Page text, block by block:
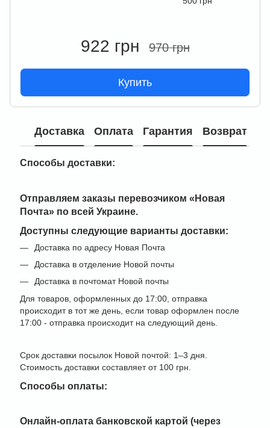
922 грн 970 грн
Купить
Доставка Оплата Гарантия Возврат
Способы доставки:
Отправляем заказы перевозчиком «Новая
Почта» по всей Украине.
Доступны следующие варианты доставки:
Доставка по адресу Новая Почта
Доставка в отделение Новой почты
Доставка в почтомат Новой почты
Для товаров, оформленных до 17:00, отправка
происходит в тот же день, если товар оформлен после
17:00 - отправка происходит на следующий день.
Срок доставки посылок Новой почтой: 1–3 дня.
Стоимость доставки составляет от 100 грн.
Способы оплаты:
Онлайн-оплата банковской картой (через